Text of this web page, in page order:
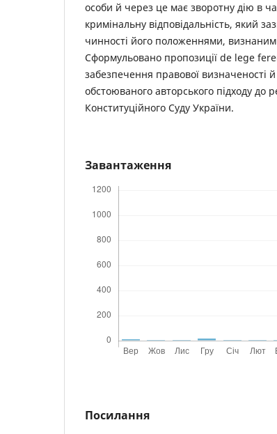
особи й через це має зворотну дію в
кримінальну відповідальність, який
чинності його положеннями,
Сформульовано пропозиції de lege
забезпечення правової визначеності
обстоюваного авторського підходу до
Конституційного Суду України.
Завантаження
Посилання